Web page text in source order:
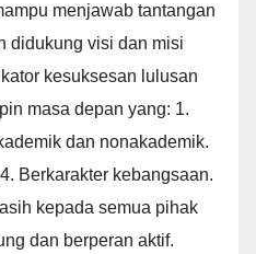
menjawab tantangan
didukung visi dan misi
kesuksesan lulusan
masa depan yang: 1.
dan nonakademik.
Berkarakter kebangsaan.
kepada semua pihak
dan berperan aktif.